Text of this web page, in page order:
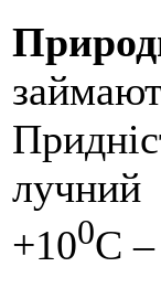
лучний
+100С –